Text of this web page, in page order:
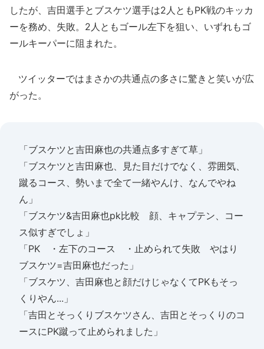
したが、吉田選手とブスケツ選手は2人ともPK戦のキッカ
ーを務め、失敗。2人ともゴール左下を狙い、いずれもゴ
ールキーパーに阻まれた。
ツイッターではまさかの共通点の多さに驚きと笑いが広
がった。
「ブスケツと吉田麻也の共通点多すぎて草」
「ブスケツと吉田麻也、見た目だけでなく、雰囲気、
蹴るコース、勢いまで全て一緒やんけ、なんでやね
ん」
「ブスケツ&吉田麻也pk比較 顔、キャプテン、コー
ス似すぎでしょ」
「PK ・左下のコース ・止められて失敗 やはり
ブスケツ=吉田麻也だった」
「ブスケツ、吉田麻也と顔だけじゃなくてPKもそっ
くりやん...」
「吉田とそっくりブスケツさん、吉田とそっくりのコ
ースにPK蹴って止められました」